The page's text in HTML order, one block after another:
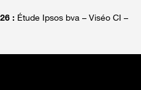
: Étude Ipsos bva – Viséo CI –